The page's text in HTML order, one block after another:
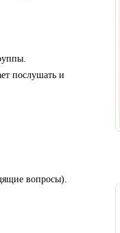
послушать и
вопросы).